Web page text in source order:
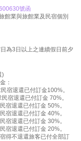
號函
館業與旅館業及民宿個別
日為3日以上之連續假日前夕
)
：
退還已付訂金100%。
宿退還已付訂金 70%。
宿退還已付訂金 50%。
宿退還已付訂金 40%。
宿退還已付訂金 30%。
退還已付訂金 20%。
得不退還旅客已付全部訂